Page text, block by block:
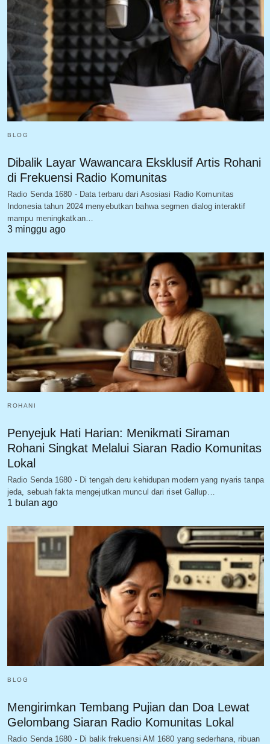
BLOG
Dibalik Layar Wawancara Eksklusif Artis Rohani
di Frekuensi Radio Komunitas
Radio Senda 1680 - Data terbaru dari Asosiasi Radio Komunitas
Indonesia tahun 2024 menyebutkan bahwa segmen dialog interaktif
mampu meningkatkan…
3 minggu ago
ROHANI
Penyejuk Hati Harian: Menikmati Siraman
Rohani Singkat Melalui Siaran Radio Komunitas
Lokal
Radio Senda 1680 - Di tengah deru kehidupan modern yang nyaris tanpa
jeda, sebuah fakta mengejutkan muncul dari riset Gallup…
1 bulan ago
BLOG
Mengirimkan Tembang Pujian dan Doa Lewat
Gelombang Siaran Radio Komunitas Lokal
Radio Senda 1680 - Di balik frekuensi AM 1680 yang sederhana, ribuan